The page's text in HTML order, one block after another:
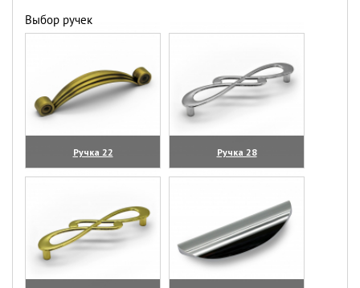
Выбор ручек
Ручка 22
(увеличить)
Ручка 28
(увеличить)